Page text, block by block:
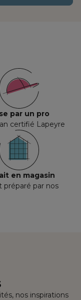
par un pro
certifié Lapeyre
en magasin
préparé par nos
nos inspirations